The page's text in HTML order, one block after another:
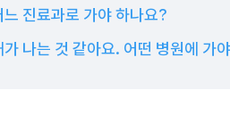
진료과로 가야 하나요?
나는 것 같아요. 어떤 병원에 가